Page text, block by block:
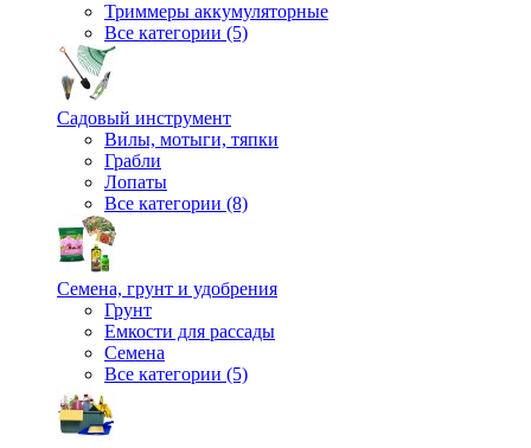
Триммеры аккумуляторные
Все категории (5)
Садовый инструмент
Вилы, мотыги, тяпки
Грабли
Лопаты
Все категории (8)
Семена, грунт и удобрения
Грунт
Емкости для рассады
Семена
Все категории (5)